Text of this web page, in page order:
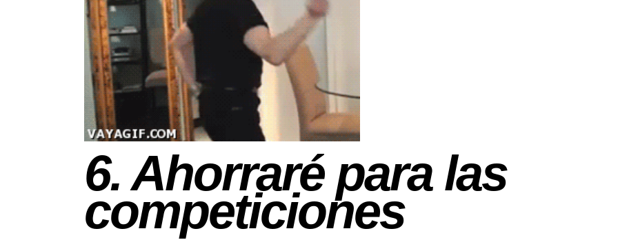
6. Ahorraré para las
competiciones